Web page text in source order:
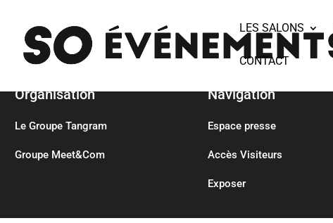
LES SALONS
CONTACT
Organisation
Le Groupe Tangram
Groupe Meet&Com
Navigation
Espace presse
Accès Visiteurs
Exposer